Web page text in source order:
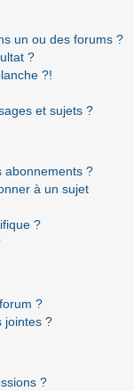
un ou des forums ?
?
?!
et sujets ?
abonnements ?
à un sujet
?
?
jointes ?
?